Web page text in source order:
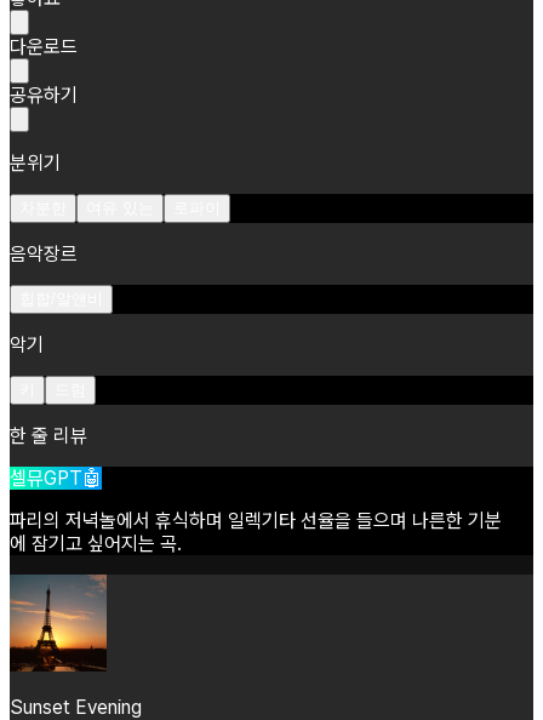
다운로드
공유하기
분위기
음악장르
악기
한 줄 리뷰
셀뮤GPT🤖
파리의 저녁놀에서 휴식하며 일렉기타 선율을 들으며 나른한 기분
에 잠기고 싶어지는 곡.
Sunset Evening